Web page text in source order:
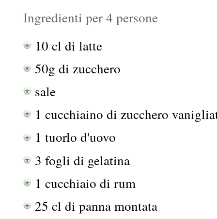
Ingredienti per 4 persone
10 cl di latte
50g di zucchero
sale
1 cucchiaino di zucchero
1 tuorlo d'uovo
3 fogli di gelatina
1 cucchiaio di rum
25 cl di panna montata